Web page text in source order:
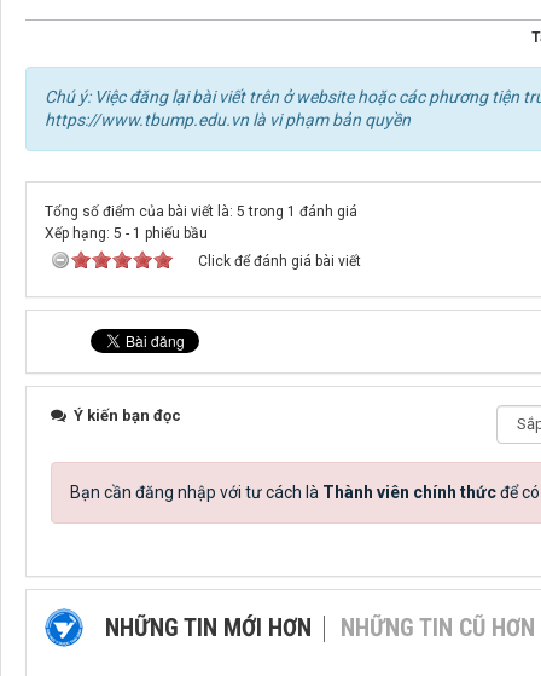
Chú ý: Việc đăng lại bài viết trên ở website hoặc các phương tiện
https://www.tbump.edu.vn là vi phạm bản quyền
Tổng số điểm của bài viết là: 5 trong 1 đánh giá
Xếp hạng: 5 - 1 phiếu bầu
Click để đánh giá bài viết
Ý kiến bạn đọc
Bạn cần đăng nhập với tư cách là Thành viên chính thứcđể
NHỮNG TIN MỚI HƠN NHỮNG TIN CŨ HƠN